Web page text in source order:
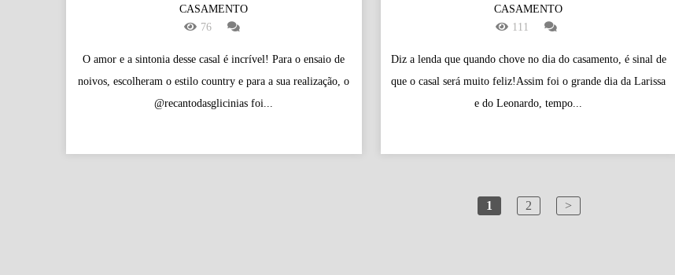
CASAMENTO
76
O amor e a sintonia desse casal é incrível! Para o ensaio de
noivos, escolheram o estilo country e para a sua realização, o
@recantodasglicinias foi...
CASAMENTO
111
Diz a lenda que quando chove no dia do casamento, é sinal de
que o casal será muito feliz!Assim foi o grande dia da Larissa
e do Leonardo, tempo...
1 2 >